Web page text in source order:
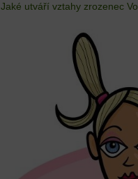
Jaké utváří vztahy zrozenec